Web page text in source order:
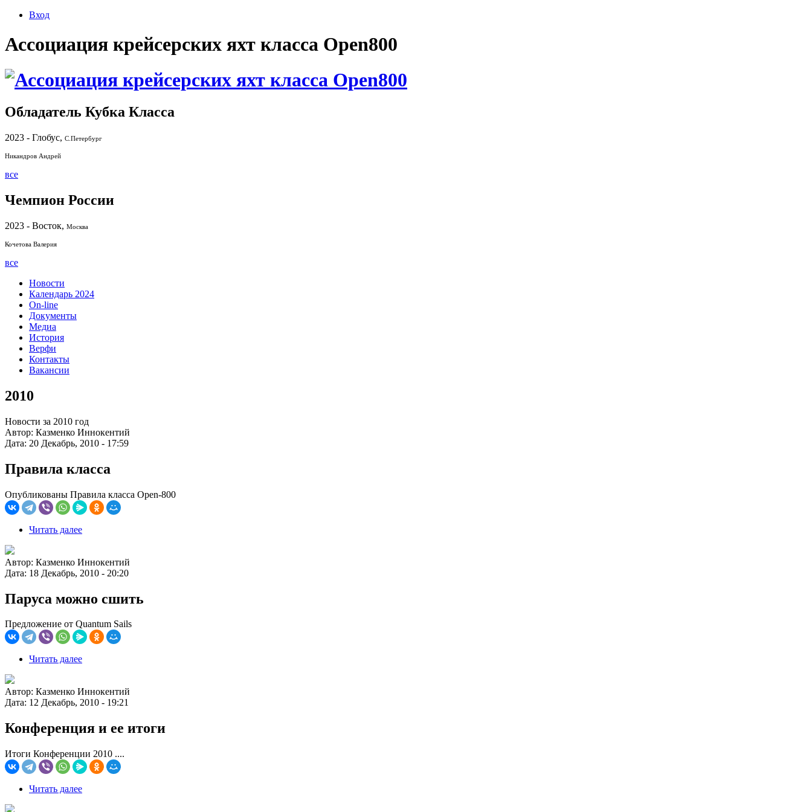
Вход
Ассоциация крейсерских яхт класса Open800
Обладатель Кубка Класса
2023 - Глобус, С.Петербург
Никандров Андрей
все
Чемпион России
2023 - Восток, Москва
Кочетова Валерия
все
Новости
Календарь 2024
On-line
Документы
Медиа
История
Верфи
Контакты
Вакансии
2010
Новости за 2010 год
Автор: Казменко Иннокентий
Дата: 20 Декабрь, 2010 - 17:59
Правила класса
Опубликованы Правила класса Open-800
Читать далее
Автор: Казменко Иннокентий
Дата: 18 Декабрь, 2010 - 20:20
Паруса можно сшить
Предложение от Quantum Sails
Читать далее
Автор: Казменко Иннокентий
Дата: 12 Декабрь, 2010 - 19:21
Конференция и ее итоги
Итоги Конференции 2010 ....
Читать далее